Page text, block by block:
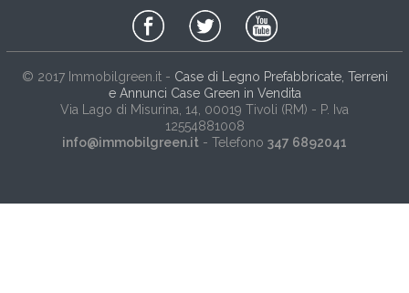
© 2017 Immobilgreen.it- Case di Legno Prefabbricate, Terreni
e Annunci Case Green in Vendita
Via Lago di Misurina, 14 , 00019 Tivoli (RM) - P. Iva
12554881008
info@immobilgreen.it - Telefono 347 6892041